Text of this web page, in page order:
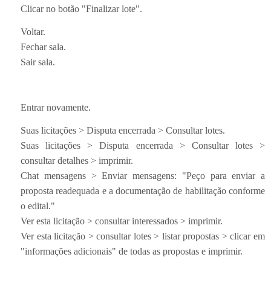
Clicar no botão "Finalizar lote".
Voltar.
Fechar sala.
Sair sala.
Entrar novamente.
Suas licitações > Disputa encerrada > Consultar lotes.
Suas licitações > Disputa encerrada > Consultar lotes >
consultar detalhes > imprimir.
Chat mensagens > Enviar mensagens: "Peço para enviar a
proposta readequada e a documentação de habilitação conforme
o edital."
Ver esta licitação > consultar interessados > imprimir.
Ver esta licitação > consultar lotes > listar propostas > clicar em
"informações adicionais" de todas as propostas e imprimir.